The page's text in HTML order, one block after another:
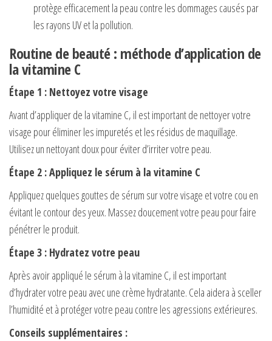
protège efficacement la peau contre les dommages causés par
les rayons UV et la pollution.
Routine de beauté : méthode d’application de
la vitamine C
Étape 1 : Nettoyez votre visage
Avant d’appliquer de la vitamine C, il est important de nettoyer votre
visage pour éliminer les impuretés et les résidus de maquillage.
Utilisez un nettoyant doux pour éviter d’irriter votre peau.
Étape 2 : Appliquez le sérum à la vitamine C
Appliquez quelques gouttes de sérum sur votre visage et votre cou en
évitant le contour des yeux. Massez doucement votre peau pour faire
pénétrer le produit.
Étape 3 : Hydratez votre peau
Après avoir appliqué le sérum à la vitamine C, il est important
d’hydrater votre peau avec une crème hydratante. Cela aidera à sceller
l’humidité et à protéger votre peau contre les agressions extérieures.
Conseils supplémentaires :